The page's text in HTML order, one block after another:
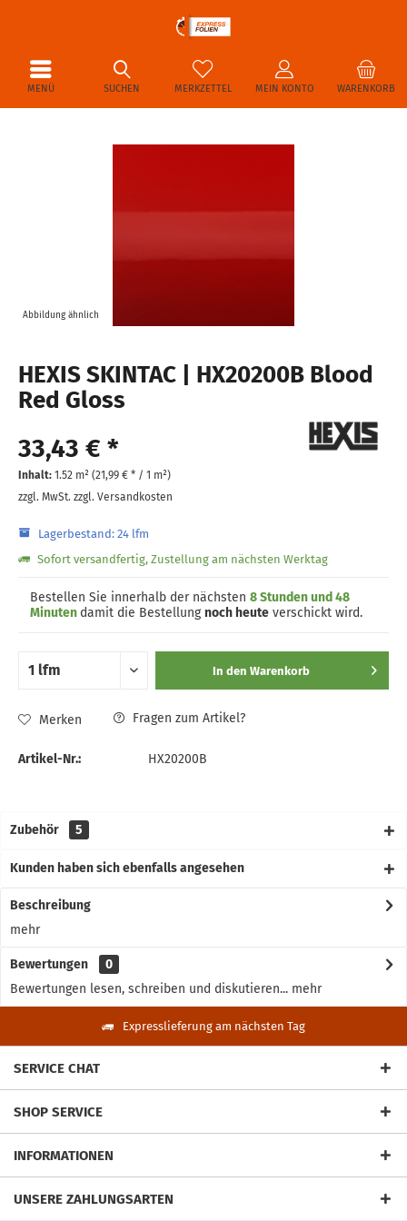
MENÜ WARENKORB
MERKZETTEL MEIN KONTO
SUCHEN
Abbildung ähnlich
HEXIS SKINTAC | HX20200B Blood
Red Gloss
33,43 € *
Inhalt: 1.52 m² (21,99 € * / 1 m²)
zzgl. MwSt. zzgl. Versandkosten
Lagerbestand: 24 lfm
Sofort versandfertig, Zustellung am nächsten Werktag
Bestellen Sie innerhalb der nächsten 8 Stunden und 48
Minuten damit die Bestellungnoch heute verschickt wird.
In den Warenkorb
Merken Fragen zum Artikel?
Artikel-Nr.: HX20200B
Zubehör 5
Kunden haben sich ebenfalls angesehen
Beschreibung
mehr
Bewertungen
0
Bewertungen lesen, schreiben und diskutieren... mehr
Expresslieferung am nächsten Tag
SERVICE CHAT
SHOP SERVICE
INFORMATIONEN
UNSERE ZAHLUNGSARTEN